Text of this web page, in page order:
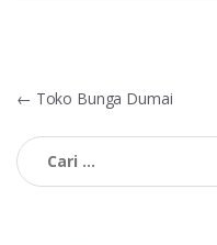
Navigasi
pos
← Toko Bunga Dumai
Cari
untuk: